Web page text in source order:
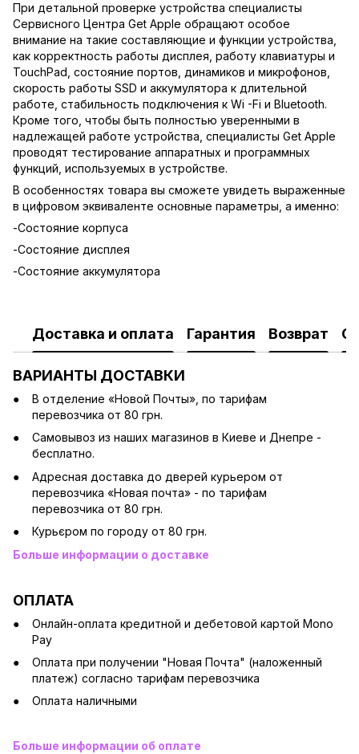
При детальной проверке устройства специалисты
Сервисного Центра Get Apple обращают особое
внимание на такие составляющие и функции устройства,
как корректность работы дисплея, работу клавиатуры и
TouchPad, состояние портов, динамиков и микрофонов,
скорость работы SSD и аккумулятора к длительной
работе, стабильность подключения к Wi -Fi и Bluetooth.
Кроме того, чтобы быть полностью уверенными в
надлежащей работе устройства, специалисты Get Apple
проводят тестирование аппаратных и программных
функций, используемых в устройстве.
В особенностях товара вы сможете увидеть выраженные
в цифровом эквиваленте основные параметры, а именно:
-Состояние корпуса
-Состояние дисплея
-Состояние аккумулятора
Доставка и оплата Гарантия Возврат
ВАРИАНТЫ ДОСТАВКИ
В отделение «Новой Почты», по тарифам
перевозчика от 80 грн.
Cамовывоз из наших магазинов в Киеве и Днепре -
бесплатно.
Адресная доставка до дверей курьером от
перевозчика «Новая почта» - по тарифам
перевозчика от 80 грн.
Курьєром по городу от 80 грн.
Больше информации о доставке
ОПЛАТА
Онлайн-оплата кредитной и дебетовой картой Mono
Pay
Оплата при получении "Новая Почта" (наложенный
платеж) согласно тарифам перевозчика
Оплата наличными
Больше информации об оплате